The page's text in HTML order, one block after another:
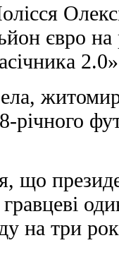
євро на
річного
що
на три